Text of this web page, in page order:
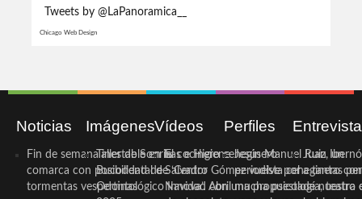
Tweets by @LaPanoramica__
Chicago Web Design
Noticias
Fin de semana inestable en la
comarca con posibilidad de
tormentas vespertinas
Imágenes
Taller de Sonrisas e Higiene
Bucodental de ‘Centro
Odontológico Innova’. Abril
Vídeos
El cocinero ceheginero
Salvador Gómez vuelve por
Navidad con una propuesta
Perfiles
Jesús Manuel Ruiz, un
periodista ceheginero con
mucha psicología, teatro
Juan
a tantas
de nuestra